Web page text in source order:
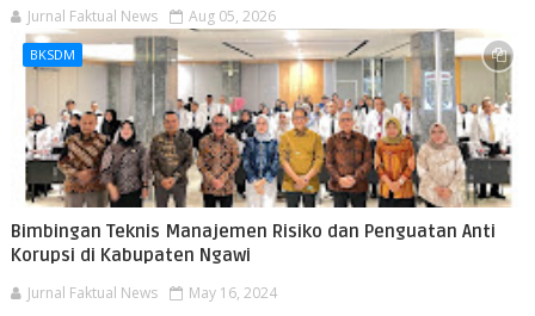
Jurnal Faktual News Aug 05, 2026
BKSDM
Bimbingan Teknis Manajemen Risiko dan Penguatan Anti
Korupsi di Kabupaten Ngawi
Jurnal Faktual News May 16, 2024